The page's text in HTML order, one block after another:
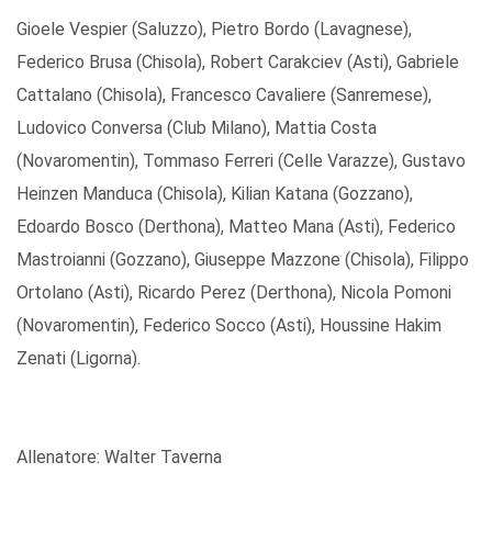
Gioele Vespier (Saluzzo), Pietro Bordo (Lavagnese),
Federico Brusa (Chisola), Robert Carakciev (Asti), Gabriele
Cattalano (Chisola), Francesco Cavaliere (Sanremese),
Ludovico Conversa (Club Milano), Mattia Costa
(Novaromentin), Tommaso Ferreri (Celle Varazze), Gustavo
Heinzen Manduca (Chisola), Kilian Katana (Gozzano),
Edoardo Bosco (Derthona), Matteo Mana (Asti), Federico
Mastroianni (Gozzano), Giuseppe Mazzone (Chisola), Filippo
Ortolano (Asti), Ricardo Perez (Derthona), Nicola Pomoni
(Novaromentin), Federico Socco (Asti), Houssine Hakim
Zenati (Ligorna).
Allenatore: Walter Taverna